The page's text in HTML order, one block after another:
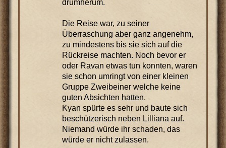
drumherum.
Die Reise war, zu seiner
Überraschung aber ganz angenehm,
zu mindestens bis sie sich auf die
Rückreise machten. Noch bevor er
oder Ravan etwas tun konnten, waren
sie schon umringt von einer kleinen
Gruppe Zweibeiner welche keine
guten Absichten hatten.
Kyan spürte es sehr und baute sich
beschützerisch neben Lilliana auf.
Niemand würde ihr schaden, das
würde er nicht zulassen.